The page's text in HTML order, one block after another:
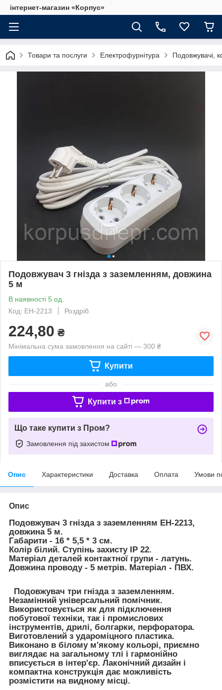
інтернет-магазин «Корпус»
Товари та послуги Електрофурнітура Подовжувачі,
Подовжувач 3 гнізда з заземленням, довжина
5 м
В наявності 5 од.
Код: EH-2213
Роздріб
224,80 ₴
Мінімальна сума замовлення на сайті — 300 ₴
Купити
або
Купити з
Що таке купити з Пром?
Замовлення під захистом
Опис Характеристики Доставка Оплата Умови
Опис
Подовжувач 3 гнізда з заземленням EH-2213,
довжина 5 м.
Габарити - 16 * 5,5 * 3 см.
Колір білий. Ступінь захисту IP 22.
Матеріал деталей контактної групи - латунь.
Довжина проводу - 5 метрів. Матеріал - ПВХ.
Подовжувач три гнізда з заземленням.
Незамінний універсальний помічник.
Використовується як для підключення
побутової техніки, так і промислових
інструментів, дрилі, болгарки, перфоратора.
Виготовлений з удароміцного пластика.
Виконано в білому м'якому кольорі, приємно
виглядає на загальному тлі і гармонійно
вписується в інтер'єр. Лаконічний дизайн і
компактна конструкція дає можливість
розмістити на видному місці.